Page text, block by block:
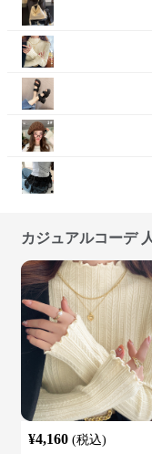
カジュアルコーデ
¥4,160 (税込)